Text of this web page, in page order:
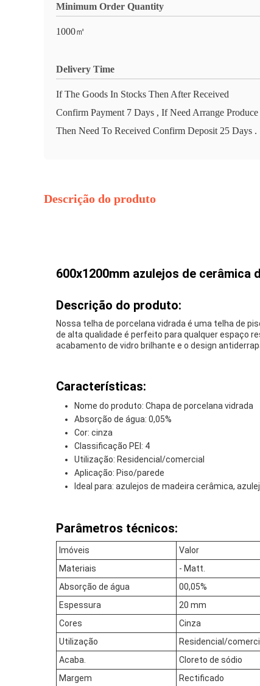
Minimum Order Quantity
1000㎡
Delivery Time
If The Goods In Stocks Then After Received
Confirm Payment 7 Days , If Need Arrange Produce
Then Need To Received Confirm Deposit 25 Days .
Descrição do produto
600x1200mm azulejos de
Descrição do produto:
Nossa telha de porcelana vidrada é uma telha de
de alta qualidade é perfeito para qualquer espaço
acabamento de vidro brilhante e o design
Características:
Nome do produto: Chapa de porcelana vidrada
Absorção de água: 0,05%
Cor: cinza
Classificação PEI: 4
Utilização: Residencial/comercial
Aplicação: Piso/parede
Ideal para: azulejos de madeira cerâmica,
Parâmetros técnicos:
Imóveis
Valor
Materiais
- Matt.
Absorção de água
00,05%
Espessura
20 mm
Cores
Cinza
Utilização
Residencial/
Acaba.
Cloreto de sódio
Margem
Rectificado